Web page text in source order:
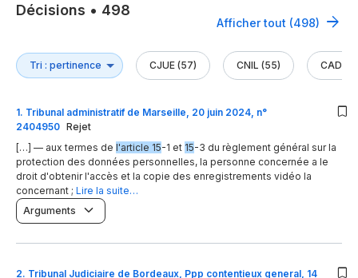
Décisions • 498
Afficher tout (498)
CJUE (57) CNIL (55) CADA
1. Tribunal administratif de Marseille, 20 juin 2024, n°
2404950 Rejet
[…] — aux termes de l'article 15-1 et 15-3 du règlement général sur la
protection des données personnelles, la personne concernée a le
droit d'obtenir l'accès et la copie des enregistrements vidéo la
concernant ; Lire la suite…
Arguments
2. Tribunal Judiciaire de Bordeaux, Ppp contentieux general, 14